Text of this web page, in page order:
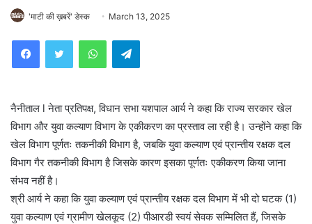
'माटी की ख़बरें' डेस्क March 13, 2025
WhatsAppTelegram
नैनीताल l नेता प्रतिपक्ष, विधान सभा यशपाल आर्य ने कहा कि राज्य सरकार खेल
विभाग और युवा कल्याण विभाग के एकीकरण का प्रस्ताव ला रही है। उन्होंने कहा कि
खेल विभाग पूर्णतः तकनीकी विभाग है, जबकि युवा कल्याण एवं प्रान्तीय रक्षक दल
विभाग गैर तकनीकी विभाग है जिसके कारण इसका पूर्णतः एकीकरण किया जाना
संभव नहीं है।
श्री आर्य ने कहा कि युवा कल्याण एवं प्रान्तीय रक्षक दल विभाग में भी दो घटक (1)
युवा कल्याण एवं ग्रामीण खेलकूद (2) पीआरडी स्वयं सेवक सम्मिलित हैं, जिसके